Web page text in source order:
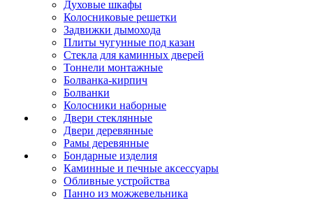
Духовые шкафы
Колосниковые решетки
Задвижки дымохода
Плиты чугунные под казан
Стекла для каминных дверей
Тоннели монтажные
Болванка-кирпич
Болванки
Колосники наборные
Двери стеклянные
Двери деревянные
Рамы деревянные
Бондарные изделия
Каминные и печные аксессуары
Обливные устройства
Панно из можжевельника